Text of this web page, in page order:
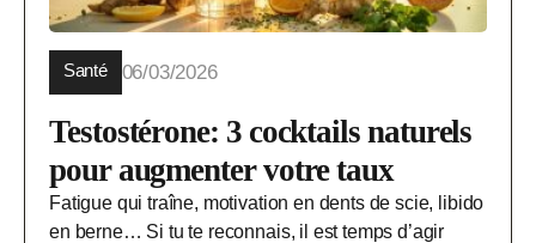
Santé 06/03/2026
Testostérone: 3 cocktails naturels
pour augmenter votre taux
Fatigue qui traîne, motivation en dents de scie, libido
en berne… Si tu te reconnais, il est temps d’agir